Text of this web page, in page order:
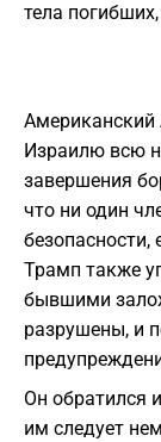
тела
Американский
Израилю всю
завершения
что ни один
безопасности,
Трамп также
бывшими
разрушены, и
Он обратился
им следует